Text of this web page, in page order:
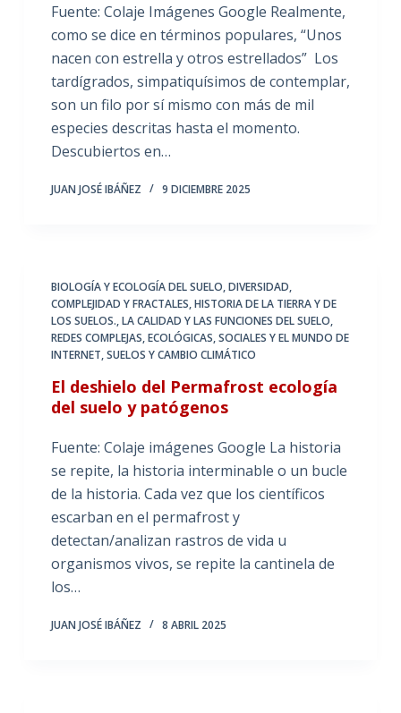
Fuente: Colaje Imágenes Google Realmente,
como se dice en términos populares, “Unos
nacen con estrella y otros estrellados” Los
tardígrados, simpatiquísimos de contemplar,
son un filo por sí mismo con más de mil
especies descritas hasta el momento.
Descubiertos en…
JUAN JOSÉ IBÁÑEZ 9 DICIEMBRE 2025
BIOLOGÍA Y ECOLOGÍA DEL SUELO,DIVERSIDAD,
COMPLEJIDAD Y FRACTALES,HISTORIA DE LA TIERRA Y DE
LOS SUELOS.,LA CALIDAD Y LAS FUNCIONES DEL SUELO,
REDES COMPLEJAS, ECOLÓGICAS, SOCIALES Y EL MUNDO DE
INTERNET,SUELOS Y CAMBIO CLIMÁTICO
El deshielo del Permafrost ecología
del suelo y patógenos
Fuente: Colaje imágenes Google La historia
se repite, la historia interminable o un bucle
de la historia. Cada vez que los científicos
escarban en el permafrost y
detectan/analizan rastros de vida u
organismos vivos, se repite la cantinela de
los…
JUAN JOSÉ IBÁÑEZ 8 ABRIL 2025